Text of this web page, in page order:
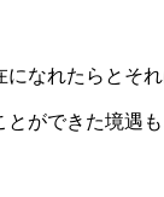
なれたらとそ
ができた境遇